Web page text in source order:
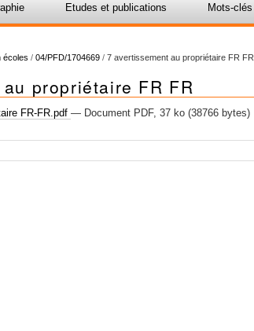
Etudes et publications Mots-clés
écoles / 04/PFD/1704669 / 7 avertissement au propriétaire FR FR
propriétaire FR FR
FR-FR.pdf— Document PDF, 37 ko (38766 bytes)